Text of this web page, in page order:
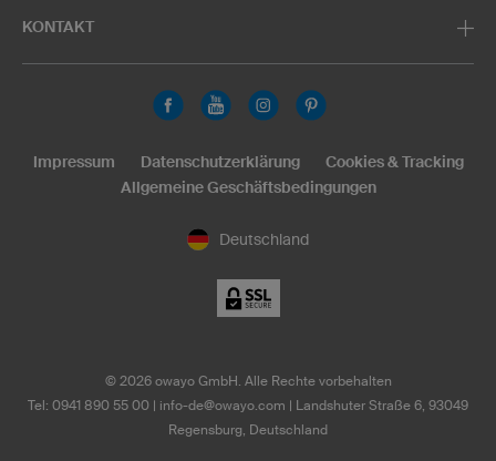
KONTAKT
Deutschland
Impressum Datenschutzerklärung
Cookies & Tracking
Allgemeine Geschäftsbedingungen
© 2026owayo GmbH. Alle Rechte vorbehalten
Tel: 0941 890 55 00 | info-de@owayo.com | Landshuter Straße 6, 93049
Regensburg, Deutschland